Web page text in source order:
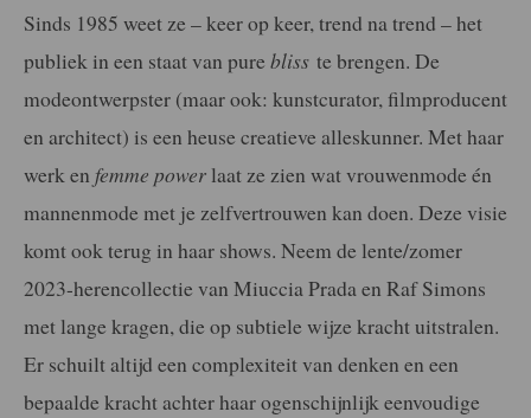
Sinds 1985 weet ze – keer op keer, trend na trend – het
publiek in een staat van pure bliss te brengen. De
modeontwerpster (maar ook: kunstcurator, filmproducent
en architect) is een heuse creatieve alleskunner. Met haar
werk en femme power laat ze zien wat vrouwenmode én
mannenmode met je zelfvertrouwen kan doen. Deze visie
komt ook terug in haar shows. Neem de lente/zomer
2023-herencollectie van Miuccia Prada en Raf Simons
met lange kragen, die op subtiele wijze kracht uitstralen.
Er schuilt altijd een complexiteit van denken en een
bepaalde kracht achter haar ogenschijnlijk eenvoudige